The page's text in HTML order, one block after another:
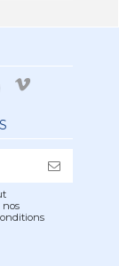
nos